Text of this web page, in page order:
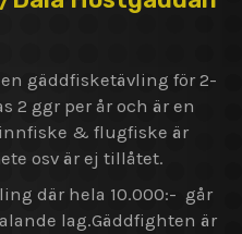
gäddfisketävling för 2-
2 ggr per år och är en
& flugfiske är
osv är ej tillåtet.
där hela 10.000:- går
lag.Gäddfighten är